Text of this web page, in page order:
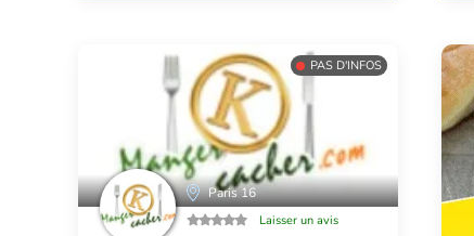
PAS D'INFOS
Paris 16
Laisser un avis